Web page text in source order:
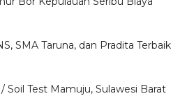
SMA Taruna, dan Pradita Terbaik
Soil Test Mamuju, Sulawesi Barat